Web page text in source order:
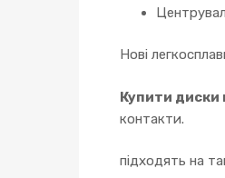
Нові
Купити диски
контакти.
підходять на